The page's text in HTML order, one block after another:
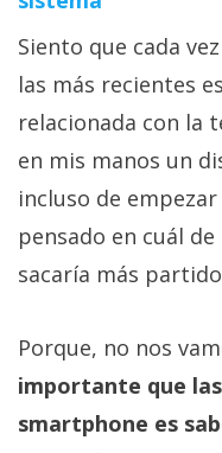
Siento que cada
las más recientes
relacionada con la
en mis manos un
incluso de
pensado en cuál
sacaría más
Porque, no nos
importante que
smartphone es